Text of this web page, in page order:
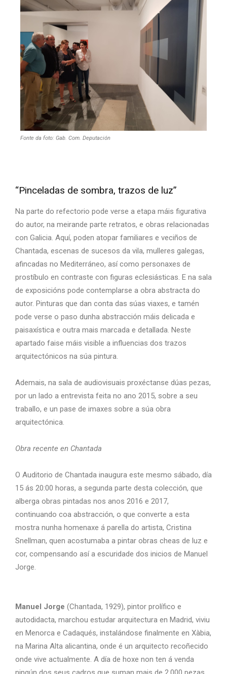
Fonte da foto: Gab. Com. Deputación
“Pinceladas de sombra, trazos de luz”
Na parte do refectorio pode verse a etapa máis figurativa
do autor, na meirande parte retratos, e obras relacionadas
con Galicia. Aquí, poden atopar familiares e veciños de
Chantada, escenas de sucesos da vila, mulleres galegas,
afincadas no Mediterráneo, así como personaxes de
prostíbulo en contraste con figuras eclesiásticas. E na sala
de exposicións pode contemplarse a obra abstracta do
autor. Pinturas que dan conta das súas viaxes, e tamén
pode verse o paso dunha abstracción máis delicada e
paisaxística e outra mais marcada e detallada. Neste
apartado faise máis visible a influencias dos trazos
arquitectónicos na súa pintura.
Ademais, na sala de audiovisuais proxéctanse dúas pezas,
por un lado a entrevista feita no ano 2015, sobre a seu
traballo, e un pase de imaxes sobre a súa obra
arquitectónica.
Obra recente en Chantada
O Auditorio de Chantada inaugura este mesmo sábado, día
15 ás 20:00 horas, a segunda parte desta colección, que
alberga obras pintadas nos anos 2016 e 2017,
continuando coa abstracción, o que converte a esta
mostra nunha homenaxe á parella do artista, Cristina
Snellman, quen acostumaba a pintar obras cheas de luz e
cor, compensando así a escuridade dos inicios de Manuel
Jorge.
Manuel Jorge (Chantada, 1929), pintor prolífico e
autodidacta, marchou estudar arquitectura en Madrid, viviu
en Menorca e Cadaqués, instalándose finalmente en Xàbia,
na Marina Alta alicantina, onde é un arquitecto recoñecido
onde vive actualmente. A día de hoxe non ten á venda